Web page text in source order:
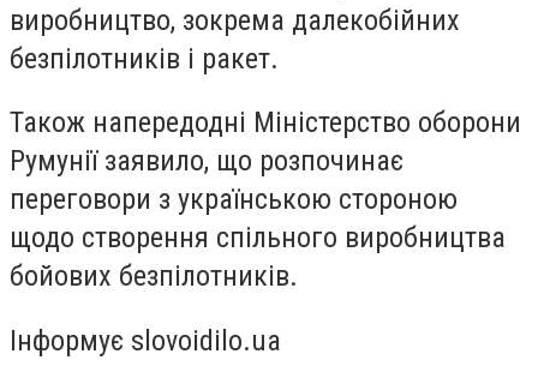
виробництво, зокрема далекобійних
безпілотників і ракет.
Також напередоднi Міністерство оборони
Румунії заявило, що розпочинає
переговори з українською стороною
щодо створення спільного виробництва
бойових безпілотників.
Інформує slovoidilo.ua